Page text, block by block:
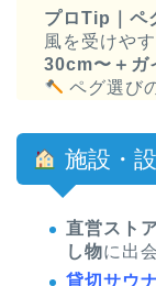
プロTip｜ペ
風を受けや
30cm〜＋ガ
ペグ選び
施設・
直営ストア
し物に出
貸切サウ